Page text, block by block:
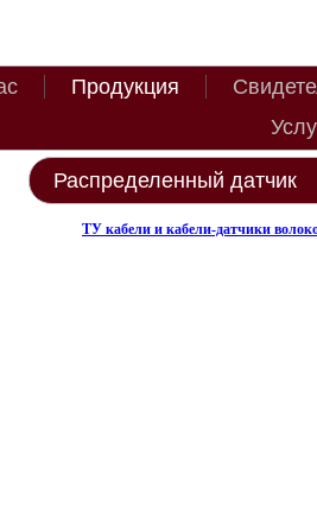
Продукция
Распределенный датчик
ТУ кабели и кабели-датчики